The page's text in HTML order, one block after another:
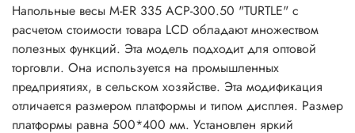
Напольные весы M-ER 335 ACP-300.50 "TURTLE" с
расчетом стоимости товара LCD обладают множеством
полезных функций. Эта модель подходит для оптовой
торговли. Она используется на промышленных
предприятиях, в сельском хозяйстве. Эта модификация
отличается размером платформы и типом дисплея. Размер
платформы равна 500*400 мм. Установлен яркий